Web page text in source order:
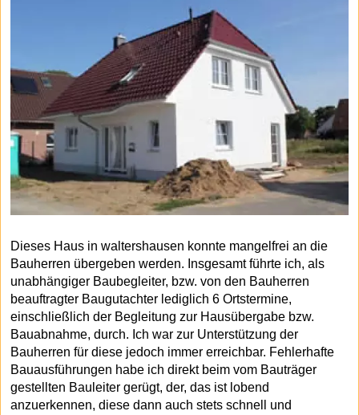
Dieses Haus in waltershausen konnte mangelfrei an die
Bauherren übergeben werden. Insgesamt führte ich, als
unabhängiger Baubegleiter, bzw. von den Bauherren
beauftragter Baugutachter lediglich 6 Ortstermine,
einschließlich der Begleitung zur Hausübergabe bzw.
Bauabnahme, durch. Ich war zur Unterstützung der
Bauherren für diese jedoch immer erreichbar. Fehlerhafte
Bauausführungen habe ich direkt beim vom Bauträger
gestellten Bauleiter gerügt, der, das ist lobend
anzuerkennen, diese dann auch stets schnell und